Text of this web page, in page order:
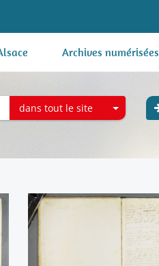
Archives numérisées
dans tout le site